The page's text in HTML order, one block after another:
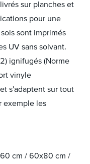
sur planches et
pour une
sont imprimés
UV sans solvant.
ignifugés (Norme
vinyle
s'adaptent sur tout
exemple les
cm / 60x80 cm /